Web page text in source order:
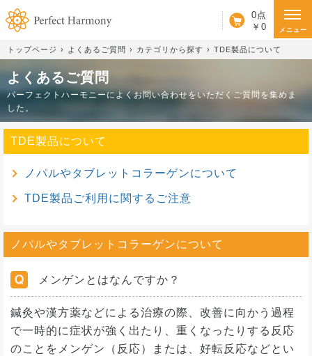
0点
￥0
カート
メニュー
トップページ よくあるご質問 カテゴリから探す TDE製品について
よくあるご質問
パーフェクトハーモニーによくお問い合わせをいただくご質問を集めま
した。
TDE製品について
ノパルやタブレットコラーゲンについて
TDE製品ご利用に関するご注意
ノパルやタブレットコラーゲンについて
メンゲンとはなんですか？
鍼灸や漢方薬などによる治療の際、改善に向かう過程
で一時的に症状が強く出たり、重くなったりする反応
のことをメンゲン（反応）または、好転反応などとい